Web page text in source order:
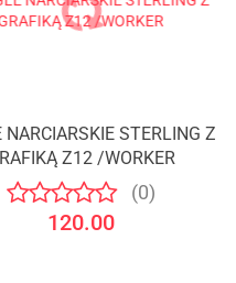
NARCIARSKIE STERLING Z
Z12 /WORKER
(0)
120.00